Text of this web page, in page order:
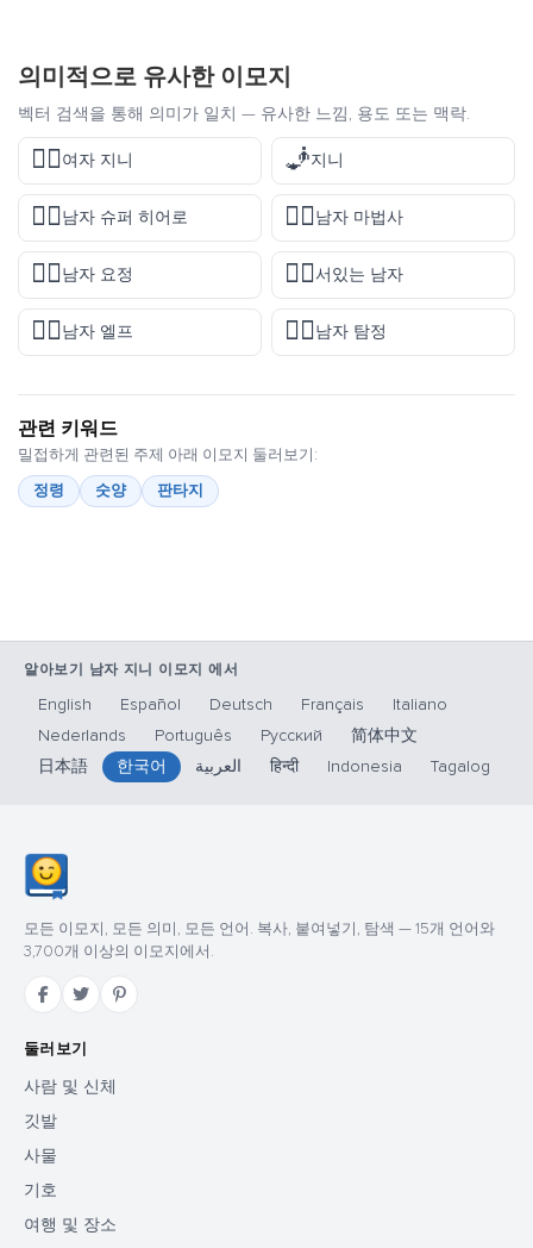
의미적으로 유사한 이모지
벡터 검색을 통해 의미가 일치 — 유사한 느낌, 용도 또는 맥락.
🧞‍♀️여자 지니 🧞지니
🦸‍♂️남자 슈퍼 히어로 🧙‍♂️남자 마법사
🧚‍♂️남자 요정 🧍‍♂️서있는 남자
🧝‍♂️남자 엘프 🕵️‍♂️남자 탐정
관련 키워드
밀접하게 관련된 주제 아래 이모지 둘러보기:
정령
숫양 판타지
알아보기 남자 지니 이모지 에서
English Español Deutsch Français
Italiano
Nederlands
Português Русский
简体中文
日本語
한국어 العربية हिन्दी Indonesia Tagalog
모든 이모지, 모든 의미, 모든 언어. 복사, 붙여넣기, 탐색 — 15개 언어와
3,700개 이상의 이모지에서.
둘러보기
사람 및 신체
깃발
사물
기호
여행 및 장소